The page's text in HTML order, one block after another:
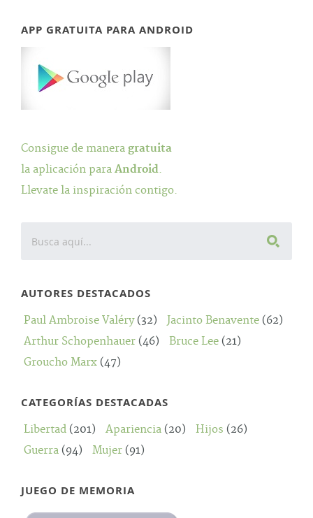
APP GRATUITA PARA ANDROID
Consigue de manera gratuita
la aplicación para Android.
Llevate la inspiración contigo.
AUTORES DESTACADOS
Paul Ambroise Valéry(32) Jacinto Benavente (62)
Arthur Schopenhauer (46) Bruce Lee (21)
Groucho Marx (47)
CATEGORÍAS DESTACADAS
Libertad (201) Apariencia (20) Hijos (26)
Guerra (94) Mujer (91)
JUEGO DE MEMORIA